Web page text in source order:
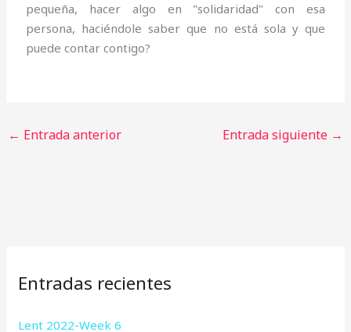
pequeña, hacer algo en "solidaridad" con esa
persona, haciéndole saber que no está sola y que
puede contar contigo?
← Entrada anterior Entrada siguiente →
Entradas recientes
Lent 2022-Week 6